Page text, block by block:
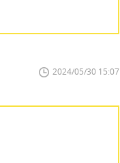
2024/05/30 15:07